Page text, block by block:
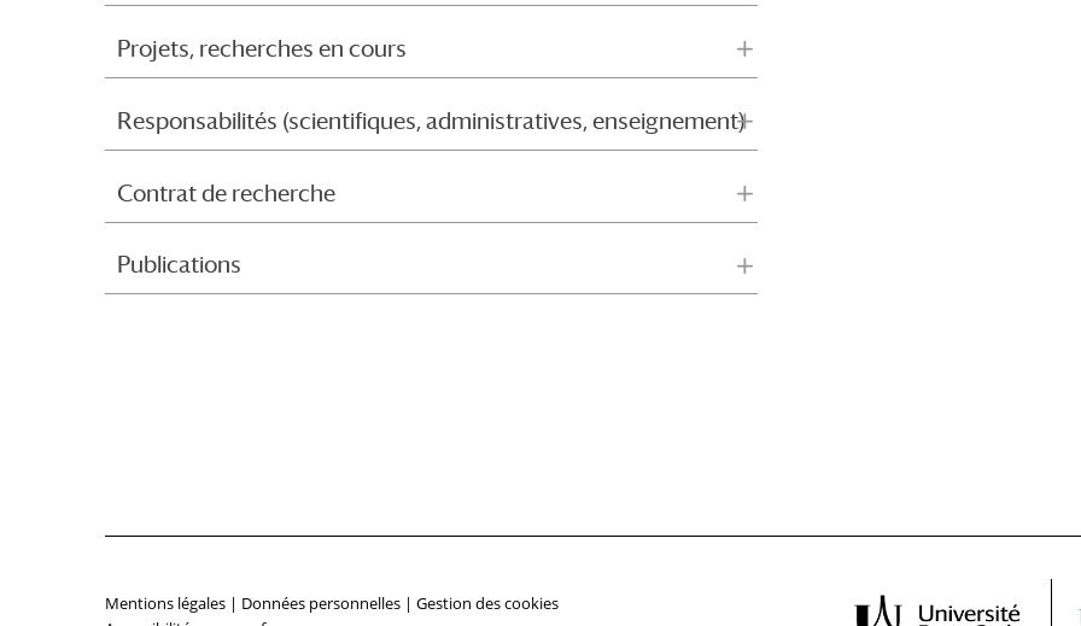
Projets, recherches en cours
Responsabilités (scientifiques, administratives, enseignement)
Contrat de recherche
Publications
Mentions légales | Données personnelles | Gestion des cookies